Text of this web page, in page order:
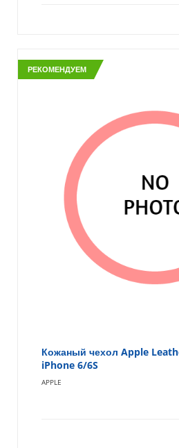
РЕКОМЕНДУЕМ
Кожаный чехол Apple
iPhone 6/6S
APPLE